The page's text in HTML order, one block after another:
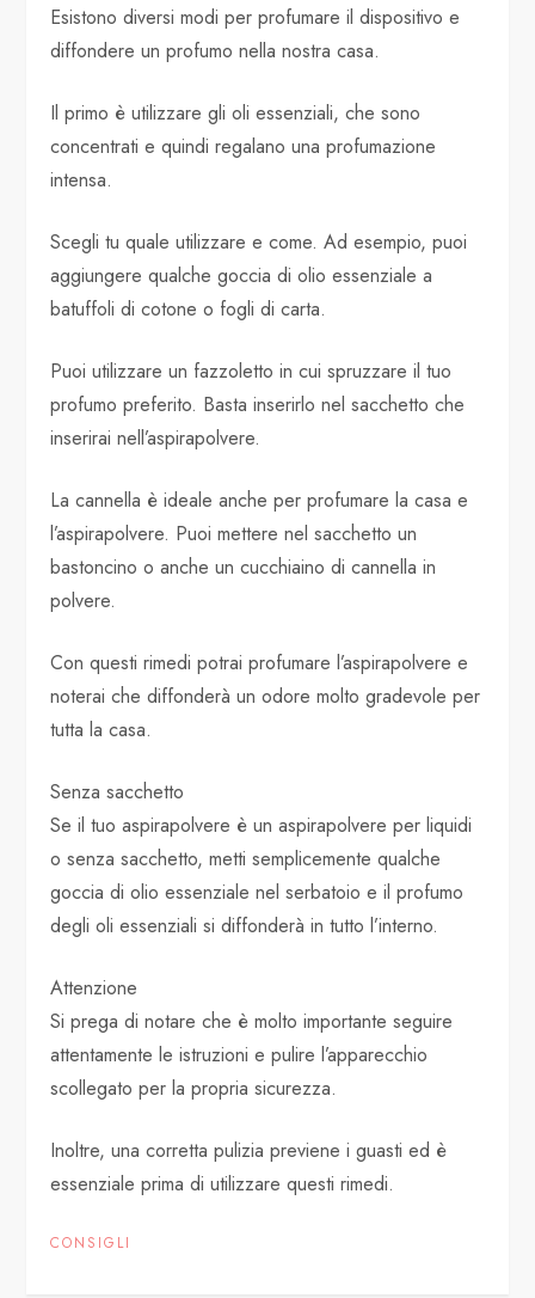
Esistono diversi modi per profumare il dispositivo e
diffondere un profumo nella nostra casa.
Il primo è utilizzare gli oli essenziali, che sono
concentrati e quindi regalano una profumazione
intensa.
Scegli tu quale utilizzare e come. Ad esempio, puoi
aggiungere qualche goccia di olio essenziale a
batuffoli di cotone o fogli di carta.
Puoi utilizzare un fazzoletto in cui spruzzare il tuo
profumo preferito. Basta inserirlo nel sacchetto che
inserirai nell’aspirapolvere.
La cannella è ideale anche per profumare la casa e
l’aspirapolvere. Puoi mettere nel sacchetto un
bastoncino o anche un cucchiaino di cannella in
polvere.
Con questi rimedi potrai profumare l’aspirapolvere e
noterai che diffonderà un odore molto gradevole per
tutta la casa.
Senza sacchetto
Se il tuo aspirapolvere è un aspirapolvere per liquidi
o senza sacchetto, metti semplicemente qualche
goccia di olio essenziale nel serbatoio e il profumo
degli oli essenziali si diffonderà in tutto l’interno.
Attenzione
Si prega di notare che è molto importante seguire
attentamente le istruzioni e pulire l’apparecchio
scollegato per la propria sicurezza.
Inoltre, una corretta pulizia previene i guasti ed è
essenziale prima di utilizzare questi rimedi.
CONSIGLI